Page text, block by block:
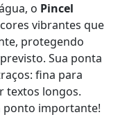
o Pincel
vibrantes que
protegendo
Sua ponta
fina para
textos longos.
ponto importante!